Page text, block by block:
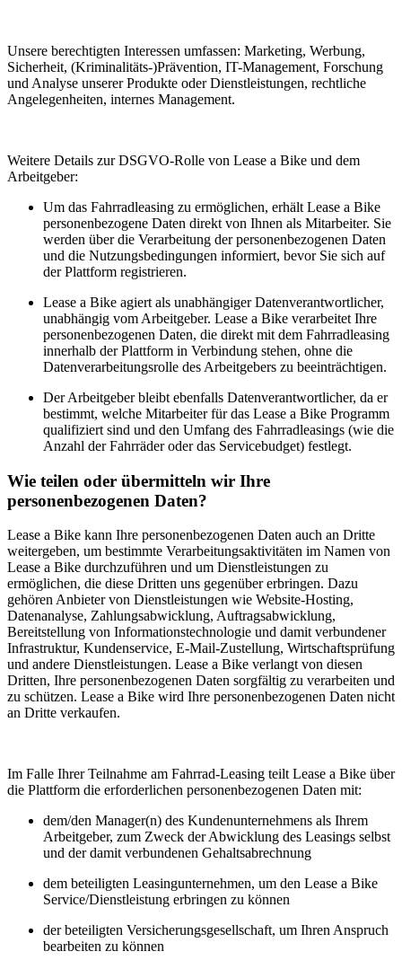
Unsere berechtigten Interessen umfassen: Marketing, Werbung,
Sicherheit, (Kriminalitäts-)Prävention, IT-Management, Forschung
und Analyse unserer Produkte oder Dienstleistungen, rechtliche
Angelegenheiten, internes Management.
Weitere Details zur DSGVO-Rolle von Lease a Bike und dem
Arbeitgeber:
Um das Fahrradleasing zu ermöglichen, erhält Lease a Bike
personenbezogene Daten direkt von Ihnen als Mitarbeiter. Sie
werden über die Verarbeitung der personenbezogenen Daten
und die Nutzungsbedingungen informiert, bevor Sie sich auf
der Plattform registrieren.
Lease a Bike agiert als unabhängiger Datenverantwortlicher,
unabhängig vom Arbeitgeber. Lease a Bike verarbeitet Ihre
personenbezogenen Daten, die direkt mit dem Fahrradleasing
innerhalb der Plattform in Verbindung stehen, ohne die
Datenverarbeitungsrolle des Arbeitgebers zu beeinträchtigen.
Der Arbeitgeber bleibt ebenfalls Datenverantwortlicher, da er
bestimmt, welche Mitarbeiter für das Lease a Bike Programm
qualifiziert sind und den Umfang des Fahrradleasings (wie die
Anzahl der Fahrräder oder das Servicebudget) festlegt.
Wie teilen oder übermitteln wir Ihre
personenbezogenen Daten?
Lease a Bike kann Ihre personenbezogenen Daten auch an Dritte
weitergeben, um bestimmte Verarbeitungsaktivitäten im Namen von
Lease a Bike durchzuführen und um Dienstleistungen zu
ermöglichen, die diese Dritten uns gegenüber erbringen. Dazu
gehören Anbieter von Dienstleistungen wie Website-Hosting,
Datenanalyse, Zahlungsabwicklung, Auftragsabwicklung,
Bereitstellung von Informationstechnologie und damit verbundener
Infrastruktur, Kundenservice, E-Mail-Zustellung, Wirtschaftsprüfung
und andere Dienstleistungen. Lease a Bike verlangt von diesen
Dritten, Ihre personenbezogenen Daten sorgfältig zu verarbeiten und
zu schützen. Lease a Bike wird Ihre personenbezogenen Daten nicht
an Dritte verkaufen.
Im Falle Ihrer Teilnahme am Fahrrad-Leasing teilt Lease a Bike über
die Plattform die erforderlichen personenbezogenen Daten mit:
dem/den Manager(n) des Kundenunternehmens als Ihrem
Arbeitgeber, zum Zweck der Abwicklung des Leasings selbst
und der damit verbundenen Gehaltsabrechnung
dem beteiligten Leasingunternehmen, um den Lease a Bike
Service/Dienstleistung erbringen zu können
der beteiligten Versicherungsgesellschaft, um Ihren Anspruch
bearbeiten zu können